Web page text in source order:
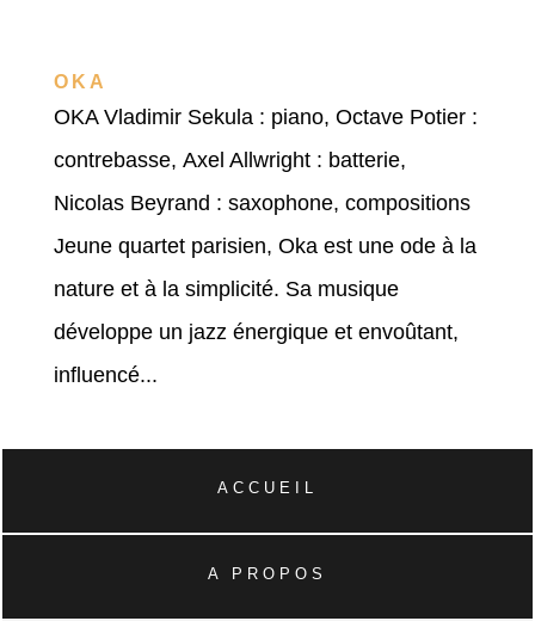
OKA
OKA Vladimir Sekula : piano, Octave Potier :
contrebasse, Axel Allwright : batterie,
Nicolas Beyrand : saxophone, compositions
Jeune quartet parisien, Oka est une ode à la
nature et à la simplicité. Sa musique
développe un jazz énergique et envoûtant,
influencé...
ACCUEIL
A PROPOS